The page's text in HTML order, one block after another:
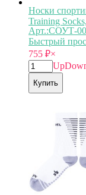
Носки
Training
Арт.:СОУТ-
Быстрый
755 ₽×
Up
Купить